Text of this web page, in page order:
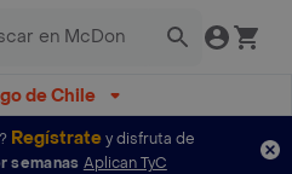
de Chile
Regístratey disfruta de
semanas Aplican TyC